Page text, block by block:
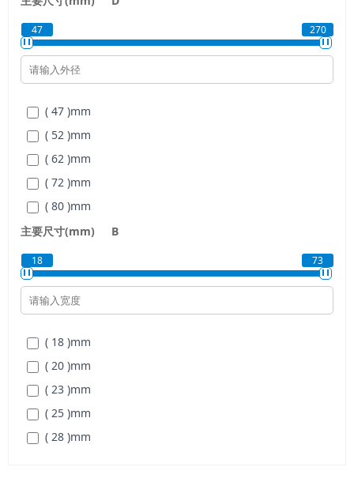
( 50 )
( 55 )mm
( 60 )mm
( 70 )mm
( 75 )mm
( 80 )mm
( 85 )mm
( 90 )mm
( 95 )mm
( 100 )
( 110 )mm
( 120 )mm
47 270
( 47 )mm
( 52 )mm
( 62 )mm
( 72 )mm
( 80 )mm
( 85 )mm
( 90 )
( 100 )mm
( 110 )mm
( 125 )mm
( 130 )mm
( 140 )mm
( 150 )mm
( 160 )mm
主要尺寸(mm) B
18 73
( 18 )mm
( 20 )mm
( 23 )mm
( 25 )mm
( 28 )mm